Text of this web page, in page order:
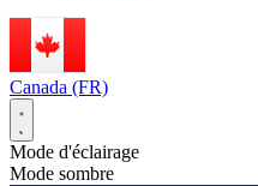
Canada (FR)
Mode d'éclairage
Mode sombre